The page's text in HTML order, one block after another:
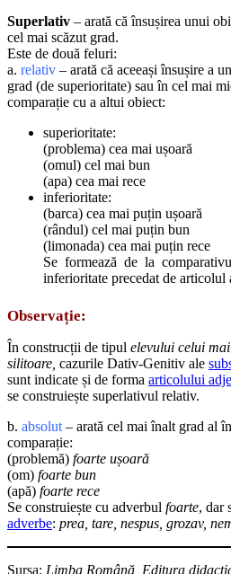
Superlativ – arată că însușirea unui
cel mai scăzut grad.
Este de două feluri:
a. relativ – arată că aceeași însușire a
grad (de superioritate) sau în cel mai
comparație cu a altui obiect:
superioritate:
(problema) cea mai ușoară
(omul) cel mai bun
(apa) cea mai rece
inferioritate:
(barca) cea mai puțin ușoară
(rândul) cel mai puțin bun
(limonada) cea mai puțin rece
Se formează de la
inferioritate precedat de articolul
Observație:
În construcții de tipul elevului celui
silitoare, cazurile Dativ-Genitiv ale
sunt indicate și de forma articolului
se construiește superlativul relativ.
b. absolut – arată cel mai înalt grad al
comparație:
(problemă) foarte ușoară
(om) foarte bun
(apă) foarte rece
Se construiește cu adverbul foarte, dar
adverbe: prea, tare, nespus, grozav,
Sursa: Limba Română, Editura